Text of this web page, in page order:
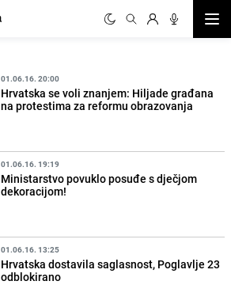
01.06.16. 20:00
Hrvatska se voli znanjem: Hiljade građana
na protestima za reformu obrazovanja
01.06.16. 19:19
Ministarstvo povuklo posuđe s dječjom
dekoracijom!
01.06.16. 13:25
Hrvatska dostavila saglasnost, Poglavlje 23
odblokirano